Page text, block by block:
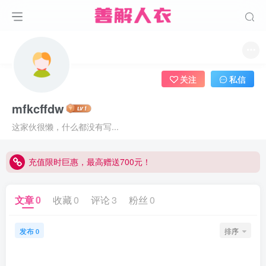
mfkcffdw
这家伙很懒，什么都没有写...
关注 私信
充值限时巨惠，最高赠送700元！
文章0 收藏 0 评论 3 粉丝 0
发布 0 排序